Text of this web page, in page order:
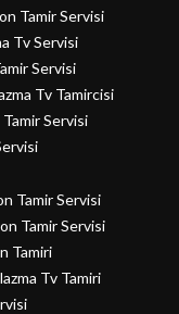
Tamir Servisi
Tv Servisi
Servisi
Tv Tamircisi
Servisi
Tamir Servisi
Tamir Servisi
Tamiri
Tv Tamiri